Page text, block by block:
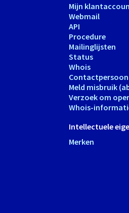
Mijn
Webmail
API
Procedure
Mailinglijsten
Status
Whois
Meld misbruik
Verzoek om
Whois-
Intellectuele
Merken